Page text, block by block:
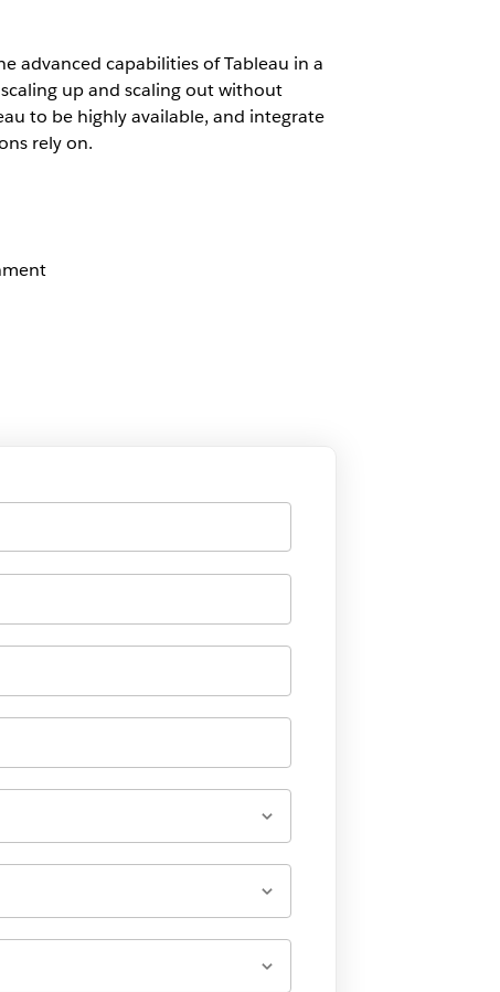
advanced capabilities of Tableau in a
up and scaling out without
to be highly available, and integrate
rely on.